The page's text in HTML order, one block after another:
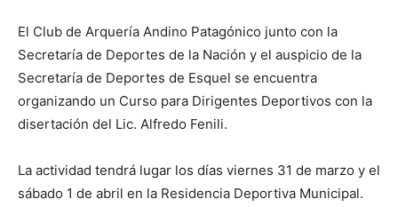
El Club de Arquería Andino Patagónico junto con la
Secretaría de Deportes de la Nación y el auspicio de la
Secretaría de Deportes de Esquel se encuentra
organizando un Curso para Dirigentes Deportivos con la
disertación del Lic. Alfredo Fenili.
La actividad tendrá lugar los días viernes 31 de marzo y el
sábado 1 de abril en la Residencia Deportiva Municipal.